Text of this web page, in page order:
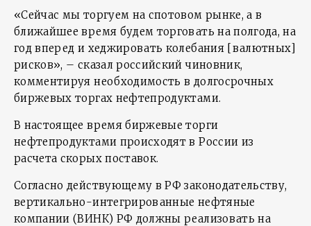
«Сейчас мы торгуем на спотовом рынке, а в
ближайшее время будем торговать на полгода, на
год вперед и хеджировать колебания [валютных]
рисков», – сказал российский чиновник,
комментируя необходимость в долгосрочных
биржевых торгах нефтепродуктами.
В настоящее время биржевые торги
нефтепродуктами происходят в России из
расчета скорых поставок.
Согласно действующему в РФ законодательству,
вертикально-интегрированные нефтяные
компании (ВИНК) РФ должны реализовать на